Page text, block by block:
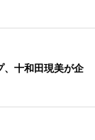
、十和田現美が企